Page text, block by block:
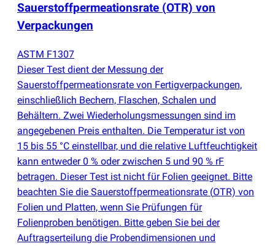
Sauerstoffpermeationsrate (OTR) von
Verpackungen
ASTM F1307
Dieser Test dient der Messung der
Sauerstoffpermeationsrate von Fertigverpackungen,
einschließlich Bechern, Flaschen, Schalen und
Behältern. Zwei Wiederholungsmessungen sind im
angegebenen Preis enthalten. Die Temperatur ist von
15 bis 55 °C einstellbar, und die relative Luftfeuchtigkeit
kann entweder 0 % oder zwischen 5 und 90 % rF
betragen. Dieser Test ist nicht für Folien geeignet. Bitte
beachten Sie die Sauerstoffpermeationsrate (OTR) von
Folien und Platten, wenn Sie Prüfungen für
Folienproben benötigen. Bitte geben Sie bei der
Auftragserteilung die Probendimensionen und